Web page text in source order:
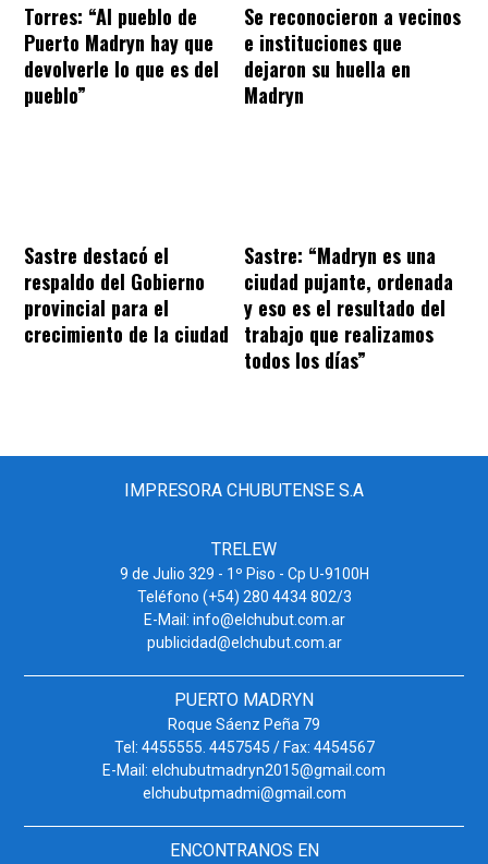
Torres: “Al pueblo de
Puerto Madryn hay que
devolverle lo que es del
pueblo”
Se reconocieron a vecinos
e instituciones que
dejaron su huella en
Madryn
Sastre destacó el
respaldo del Gobierno
provincial para el
crecimiento de la ciudad
Sastre: “Madryn es una
ciudad pujante, ordenada
y eso es el resultado del
trabajo que realizamos
todos los días”
IMPRESORA CHUBUTENSE S.A
TRELEW
9 de Julio 329 - 1º Piso - Cp U-9100H
Teléfono (+54) 280 4434 802/3
E-Mail: info@elchubut.com.ar
publicidad@elchubut.com.ar
PUERTO MADRYN
Roque Sáenz Peña 79
Tel: 4455555. 4457545 / Fax: 4454567
E-Mail: elchubutmadryn2015@gmail.com
elchubutpmadmi@gmail.com
ENCONTRANOS EN